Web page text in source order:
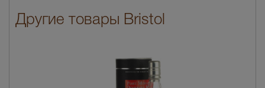
Другие товары Bristol